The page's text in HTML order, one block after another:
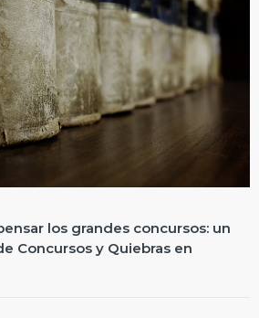
los grandes concursos: un
Concursos y Quiebras en